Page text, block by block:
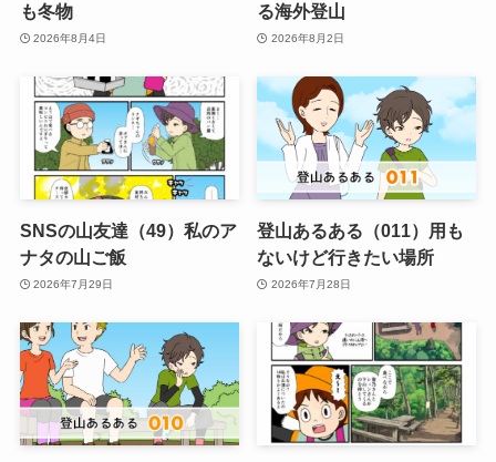
も冬物
2026年8月4日
る海外登山
2026年8月2日
SNSの山友達（49）私のア
ナタの山ご飯
2026年7月29日
登山あるある（011）用も
ないけど行きたい場所
2026年7月28日